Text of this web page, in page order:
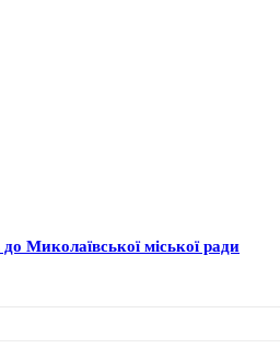
Миколаївської міської ради